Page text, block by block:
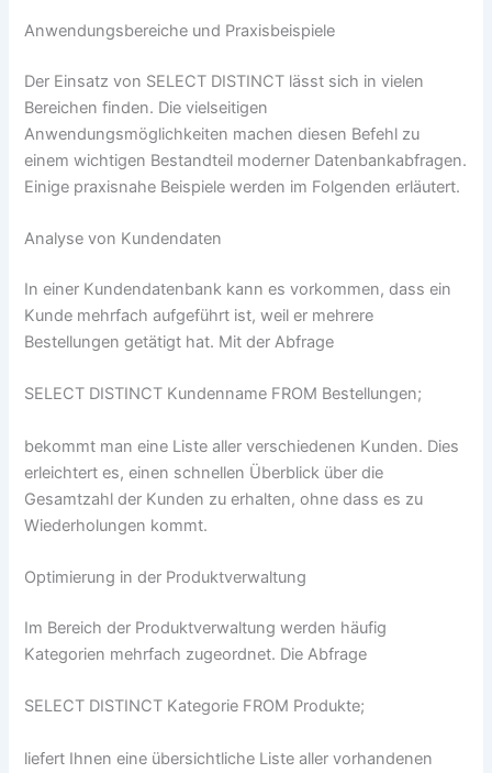
Anwendungsbereiche und Praxisbeispiele
Der Einsatz von SELECT DISTINCT lässt sich in vielen
Bereichen finden. Die vielseitigen
Anwendungsmöglichkeiten machen diesen Befehl zu
einem wichtigen Bestandteil moderner Datenbankabfragen.
Einige praxisnahe Beispiele werden im Folgenden erläutert.
Analyse von Kundendaten
In einer Kundendatenbank kann es vorkommen, dass ein
Kunde mehrfach aufgeführt ist, weil er mehrere
Bestellungen getätigt hat. Mit der Abfrage
SELECT DISTINCT Kundenname FROM Bestellungen;
bekommt man eine Liste aller verschiedenen Kunden. Dies
erleichtert es, einen schnellen Überblick über die
Gesamtzahl der Kunden zu erhalten, ohne dass es zu
Wiederholungen kommt.
Optimierung in der Produktverwaltung
Im Bereich der Produktverwaltung werden häufig
Kategorien mehrfach zugeordnet. Die Abfrage
SELECT DISTINCT Kategorie FROM Produkte;
liefert Ihnen eine übersichtliche Liste aller vorhandenen